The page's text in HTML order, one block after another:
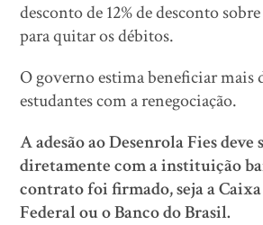
desconto de 12% de desconto
para quitar os débitos.
O governo estima beneficiar mais
estudantes com a renegociação.
A adesão ao Desenrola Fies deve
diretamente com a instituição
contrato foi firmado, seja a
Federal ou o Banco do Brasil.